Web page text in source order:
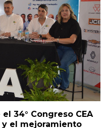
34° Congreso CEA
y el mejoramiento